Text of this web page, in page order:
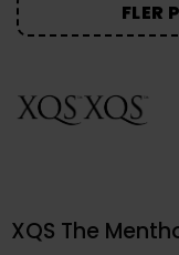
FLER
XQS The